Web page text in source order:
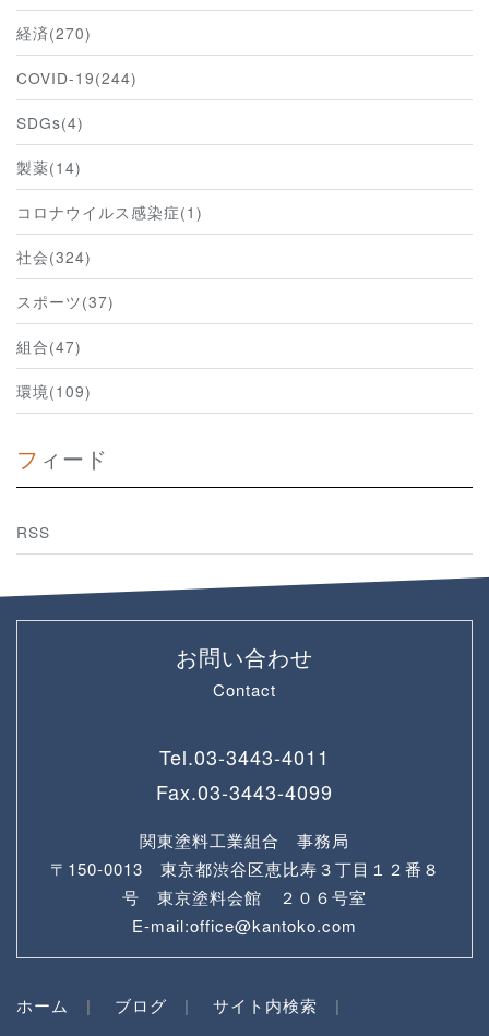
経済(270)
COVID-19(244)
SDGs(4)
製薬(14)
コロナウイルス感染症(1)
社会(324)
スポーツ(37)
組合(47)
環境(109)
フィード
RSS
お問い合わせ
Contact
Tel.03-3443-4011
Fax.03-3443-4099
関東塗料工業組合 事務局
〒150-0013 東京都渋谷区恵比寿３丁目１２番８
号 東京塗料会館 ２０６号室
E-mail:office@kantoko.com
ホーム ブログ サイト内検索